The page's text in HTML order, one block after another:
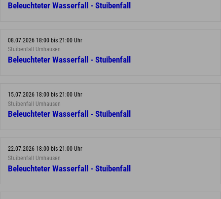
Beleuchteter Wasserfall - Stuibenfall
08.07.2026 18:00 bis 21:00 Uhr
Stuibenfall Umhausen
Beleuchteter Wasserfall - Stuibenfall
15.07.2026 18:00 bis 21:00 Uhr
Stuibenfall Umhausen
Beleuchteter Wasserfall - Stuibenfall
22.07.2026 18:00 bis 21:00 Uhr
Stuibenfall Umhausen
Beleuchteter Wasserfall - Stuibenfall